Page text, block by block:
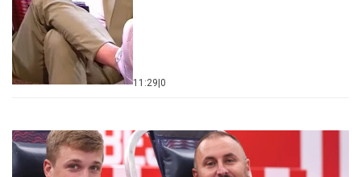
11:29|0